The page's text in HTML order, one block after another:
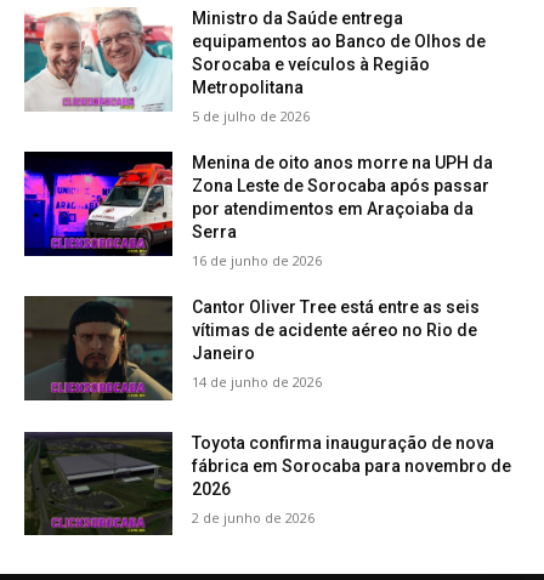
Ministro da Saúde entrega
equipamentos ao Banco de Olhos de
Sorocaba e veículos à Região
Metropolitana
5 de julho de 2026
Menina de oito anos morre na UPH da
Zona Leste de Sorocaba após passar
por atendimentos em Araçoiaba da
Serra
16 de junho de 2026
Cantor Oliver Tree está entre as seis
vítimas de acidente aéreo no Rio de
Janeiro
14 de junho de 2026
Toyota confirma inauguração de nova
fábrica em Sorocaba para novembro de
2026
2 de junho de 2026